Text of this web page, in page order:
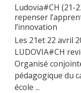
Ludovia#CH (21-
repenser
l’innovation
Les 21et 22 avril
LUDOVIA#CH
Organisé
pédagogique du
école ...